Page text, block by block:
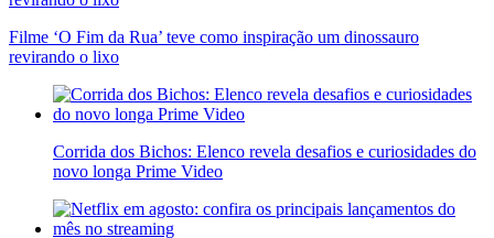
Filme ‘O Fim da Rua’ teve como inspiração um dinossauro
revirando o lixo
Corrida dos Bichos: Elenco revela desafios e curiosidades do
novo longa Prime Video